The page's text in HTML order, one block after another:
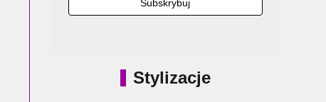
Stylizacje